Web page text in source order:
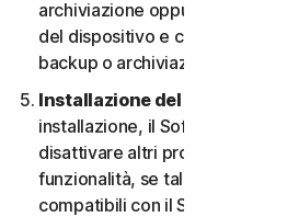
archiviazione oppure copiare il
del dispositivo e conservare
backup o archiviazione.
Installazione del software.
installazione, il Software
disattivare altri prodotti per la
funzionalità, se tali prodotti o
compatibili con il Software o